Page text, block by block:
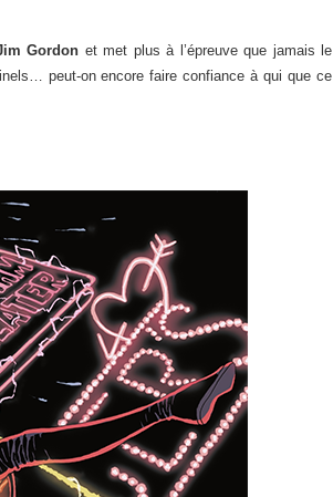
Gordon et met plus à l’épreuve que jamais le
peut-on encore faire confiance à qui que ce